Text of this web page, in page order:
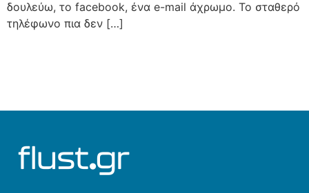
δουλεύω, το facebook, ένα e-mail άχρωμο. Το σταθερό
τηλέφωνο πια δεν […]